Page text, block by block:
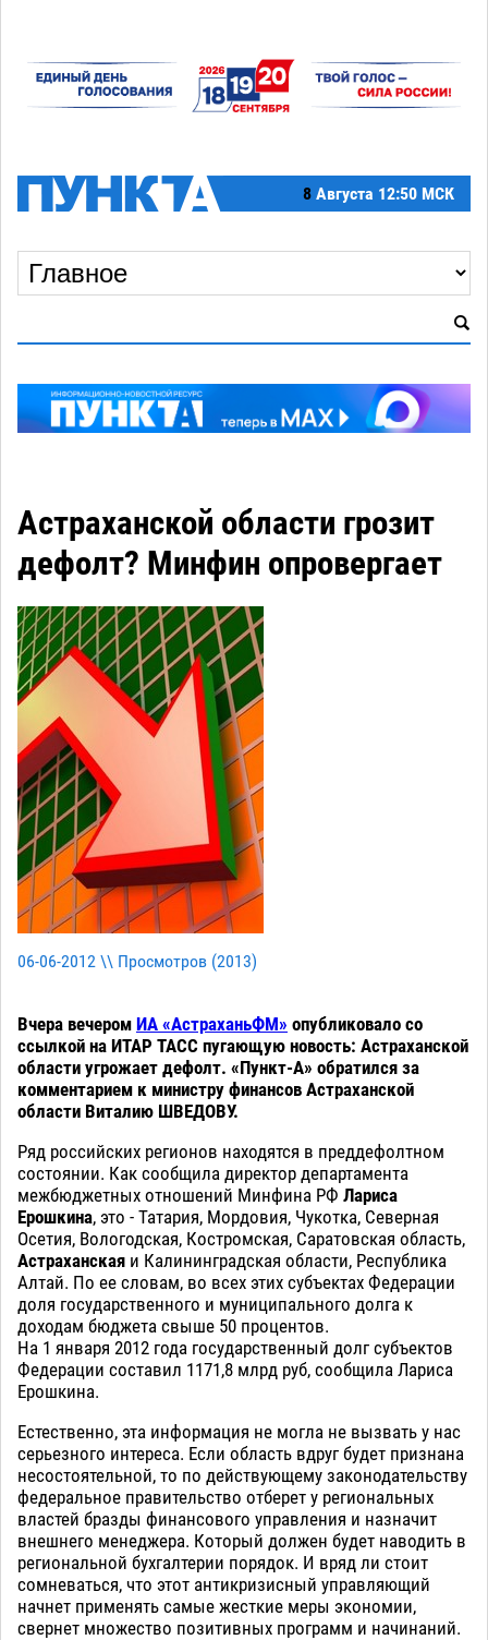
8 Августа 12:50 МСК
Астраханской области грозит
дефолт? Минфин опровергает
06-06-2012 \\ Просмотров (2013)
Вчера вечером ИА «АстраханьФМ» опубликовало со
ссылкой на ИТАР ТАСС пугающую новость: Астраханской
области угрожает дефолт. «Пункт-А» обратился за
комментарием к министру финансов Астраханской
области Виталию ШВЕДОВУ.
Ряд российских регионов находятся в преддефолтном
состоянии. Как сообщила директор департамента
межбюджетных отношений Минфина РФ Лариса
Ерошкина, это - Татария, Мордовия, Чукотка, Северная
Осетия, Вологодская, Костромская, Саратовская область,
Астраханская и Калининградская области, Республика
Алтай. По ее словам, во всех этих субъектах Федерации
доля государственного и муниципального долга к
доходам бюджета свыше 50 процентов.
На 1 января 2012 года государственный долг субъектов
Федерации составил 1171,8 млрд руб, сообщила Лариса
Ерошкина.
Естественно, эта информация не могла не вызвать у нас
серьезного интереса. Если область вдруг будет признана
несостоятельной, то по действующему законодательству
федеральное правительство отберет у региональных
властей бразды финансового управления и назначит
внешнего менеджера. Который должен будет наводить в
региональной бухгалтерии порядок. И вряд ли стоит
сомневаться, что этот антикризисный управляющий
начнет применять самые жесткие меры экономии,
свернет множество позитивных программ и начинаний.